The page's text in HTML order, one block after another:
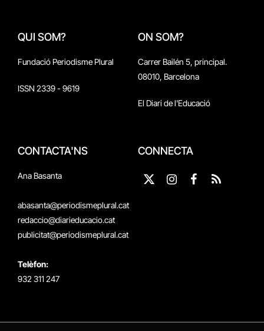
QUI SOM?
Fundació Periodisme Plural
ISSN 2339 - 9619
ON SOM?
Carrer Bailén 5, principal.
08010, Barcelona
El Diari de l'Educació
CONTACTA'NS
Ana Basanta
abasanta@periodismeplural.cat
redaccio@diarieducacio.cat
publicitat@periodismeplural.cat
Telèfon:
932 311 247
CONNECTA
X
Instagram
Facebook
RSS